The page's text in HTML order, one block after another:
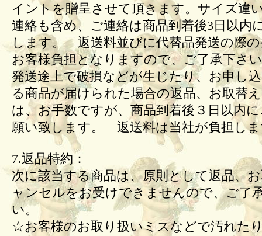
イントを贈呈させて頂きます。サイズ違
連絡も含め、ご連絡は商品到着後3日以内
します。 返送料並びに代替品発送の際の
お客様負担となりますので、ご了承下さ
発送途上で破損などが生じたり、お申し
る商品が届けられた場合の返品、お取替
は、お手数ですが、商品到着後３日以内
願い致します。 返送料は当社が負担し
7.返品特約：
次に該当する商品は、原則として返品、
ャンセルをお受けできませんので、ご了
い。
☆お客様のお取り扱いミスなどで汚れた